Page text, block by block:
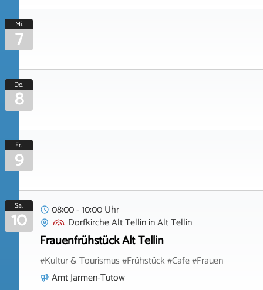
Mi.
7
Do.
8
Fr.
9
Sa.
10
08:00 - 10:00 Uhr
Dorfkirche Alt TellininAlt Tellin
Frauenfrühstück Alt Tellin
#Kultur & Tourismus #Frühstück #Cafe #Frauen
Amt Jarmen-Tutow